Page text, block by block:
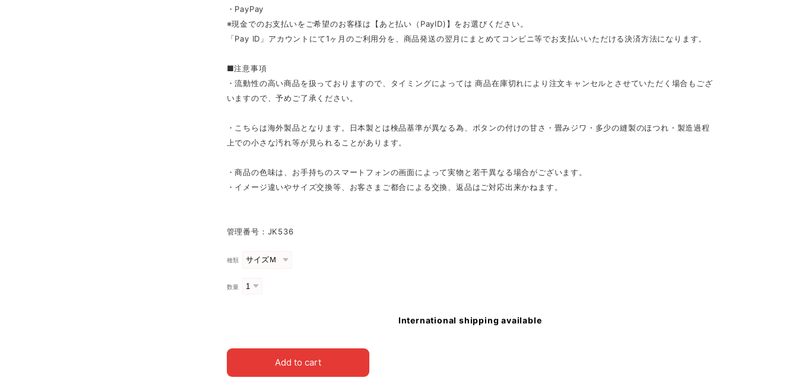
・PayPay
※現金でのお支払いをご希望のお客様は【あと払い（PayID)】をお選びください。
「Pay ID」アカウントにて1ヶ月のご利用分を、商品発送の翌月にまとめてコンビニ等でお支払いいただける決済方法になります。
■注意事項
・流動性の高い商品を扱っておりますので、タイミングによっては 商品在庫切れにより注文キャンセルとさせていただく場合もござ
いますので、予めご了承ください。
・こちらは海外製品となります。日本製とは検品基準が異なる為、ボタンの付けの甘さ・畳みジワ・多少の縫製のほつれ・製造過程
上での小さな汚れ等が見られることがあります。
・商品の色味は、お手持ちのスマートフォンの画面によって実物と若干異なる場合がございます。
・イメージ違いやサイズ交換等、お客さまご都合による交換、返品はご対応出来かねます。
管理番号：JK536
種類
数量
International shipping available
Add to cart